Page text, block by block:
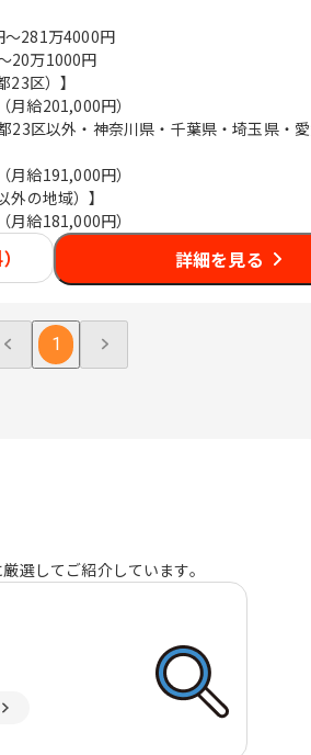
〜281万4000円
20万1000円
23区）】
月給201,000円）
23区以外・神奈川県・千葉県・埼玉県・
月給191,000円）
外の地域）】
月給181,000円）
詳細を見る
1
選してご紹介しています。